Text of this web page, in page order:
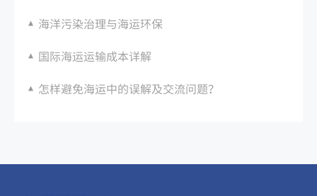
海洋污染治理与海运环保
国际海运运输成本详解
怎样避免海运中的误解及交流问题？